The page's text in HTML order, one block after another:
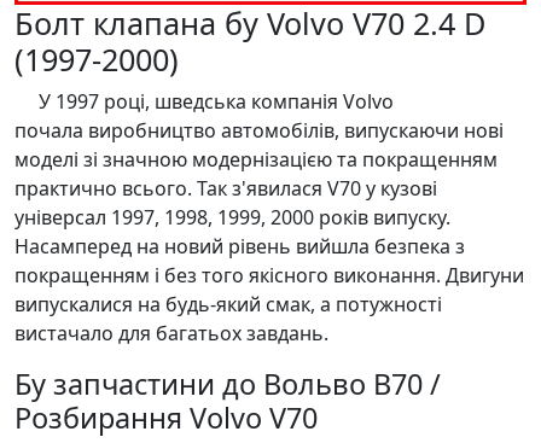
Болт клапана бу Volvo V70 2.4 D
(1997-2000)
У 1997 році, шведська компанія Volvo
почала виробництво автомобілів, випускаючи нові
моделі зі значною модернізацією та покращенням
практично всього. Так з'явилася V70 у кузові
універсал 1997, 1998, 1999, 2000 років випуску.
Насамперед на новий рівень вийшла безпека з
покращенням і без того якісного виконання. Двигуни
випускалися на будь-який смак, а потужності
вистачало для багатьох завдань.
Бу запчастини до Вольво В70 /
Розбирання Volvo V70